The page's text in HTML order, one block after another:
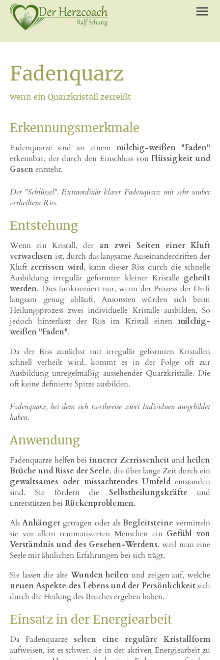
Fadenquarz
Erkennungsmerkmale
wenn ein Quarzkristall zerreißt
Fadenquarze sind an einem milchig-weißen "Faden"
erkennbar, der durch den Einschluss vonFlüssigkeit und
Gasenentsteht.
Der "Schlüssel". Extraordinär klarer Fadenquarz mit sehr sauber
verheiltem Riss.
Entstehung
Wenn ein Kristall, der an zwei Seiten einer Kluft
verwachsen ist, durch das langsame Auseinanderdriften der
Kluft zerrissen wird, kann dieser Riss durch die schnelle
Ausbildung irregulär geformter kleiner Kristalle geheilt
werden. Dies funktioniert nur, wenn der Prozess der Drift
langsam genug abläuft. Ansonsten würden sich beim
Heilungsprozess zwei individuelle Kristalle ausbilden. So
jedoch hinterlässt der Riss im Kristall einen milchig-
weißen "Faden".
Da der Riss zunächst mit irregulär geformten Kristallen
schnell verheilt wird, kommt es in der Folge oft zur
Ausbildung unregelmäßig aussehender Quarzkristalle. Die
oft keine definierte Spitze ausbilden.
Fadenquarz, bei dem sich tweilweise zwei Individuen ausgebildet
haben.
Anwendung
Fadenquarze helfen bei innerer Zerrissenheitundheilen
Brüche und Risse der Seele, die über lange Zeit durch ein
gewaltsames oder missachtendes Umfeld entstanden
sind. Sie fördern die Selbstheilungskräfteund
unterstützen bei Rückenproblemen.
AlsAnhängergetragen oder alsBegleitsteinevermitteln
sie vor allem traumatisierten Menschen ein Gefühl von
Verständnis und des Gesehen-Werdens, weil man eine
Seele mit ähnlichen Erfahrungen bei sich trägt.
Sie lassen die alte Wunden heilen und zeigen auf, welche
neuen Aspekte des Lebens und der Persönlichkeitsich
durch die Heilung des Bruches ergeben haben.
Einsatz in der Energiearbeit
Da Fadenquarze selten eine reguläre Kristallform
aufweisen, ist es schwer, sie in der aktiven Energiearbeit zu